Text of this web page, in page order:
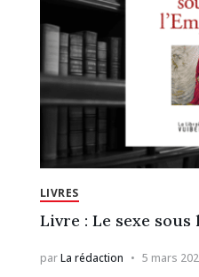
LIVRES
Livre : Le sexe sous
parLa rédaction 5 mars